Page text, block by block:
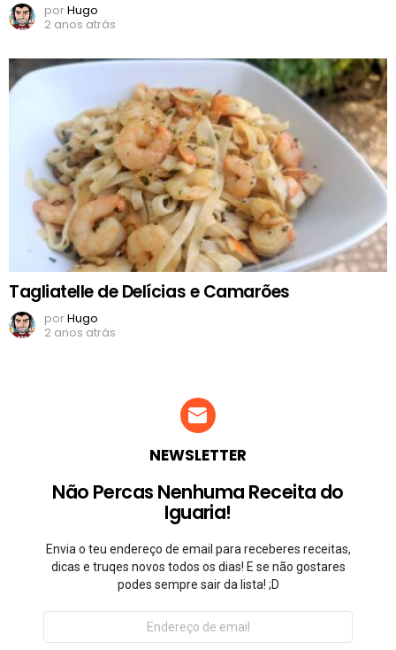
porHugo
2 anos atrás
Tagliatelle de Delícias e Camarões
porHugo
2 anos atrás
NEWSLETTER
Não Percas Nenhuma Receita do
Iguaria!
Envia o teu endereço de email para receberes receitas,
dicas e truqes novos todos os dias! E se não gostares
podes sempre sair da lista! ;D
Endereço
email